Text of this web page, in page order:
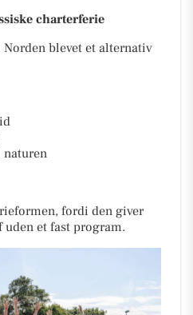
charterferie
blevet et alternativ
fordi den giver
et fast program.